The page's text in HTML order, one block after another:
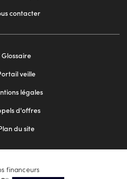
contacter
Glossaire
veille
légales
d'offres
du site
financeurs